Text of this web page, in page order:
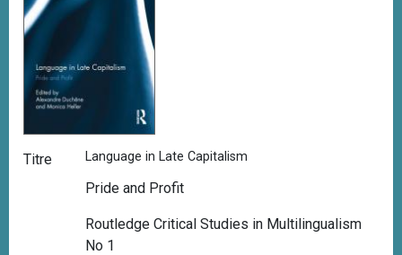
Titre Language in Late Capitalism
Pride and Profit
Routledge Critical Studies in Multilingualism
No 1